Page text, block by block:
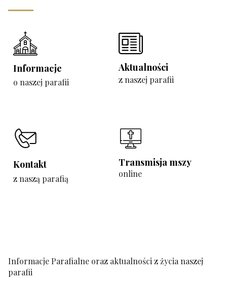
Informacje
o naszej parafii
Aktualności
z naszej parafii
Kontakt
z naszą parafią
Transmisja mszy
online
Informacje Parafialne oraz aktualności z życia naszej
parafii